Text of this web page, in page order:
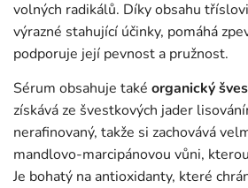
volných radikálů. Díky obsahu
výrazné stahující účinky, pomáhá
podporuje její pevnost a pružnost.
Sérum obsahuje také organický
získává ze švestkových jader
nerafinovaný, takže si zachovává
mandlovo-marcipánovou vůni,
Je bohatý na antioxidanty, které